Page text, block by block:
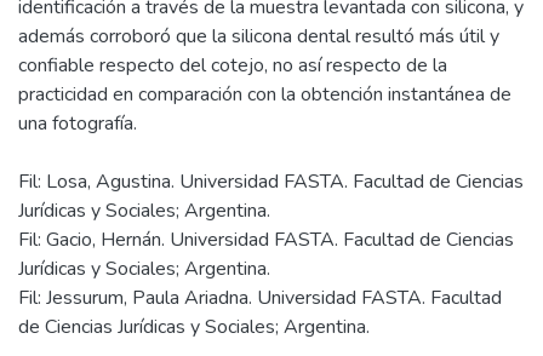
identificación a través de la muestra levantada con silicona, y
además corroboró que la silicona dental resultó más útil y
confiable respecto del cotejo, no así respecto de la
practicidad en comparación con la obtención instantánea de
Fil: Losa, Agustina. Universidad FASTA. Facultad de Ciencias
Jurídicas y Sociales; Argentina.
Fil: Gacio, Hernán. Universidad FASTA. Facultad de Ciencias
Jurídicas y Sociales; Argentina.
Fil: Jessurum, Paula Ariadna. Universidad FASTA. Facultad
de Ciencias Jurídicas y Sociales; Argentina.